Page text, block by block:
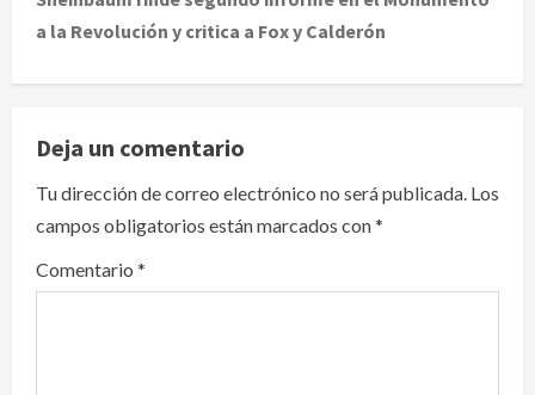
n
i
g
a
a la Revolución y critica a Fox y Calderón
Deja un comentario
Tu dirección de correo electrónico no será publicada. Los
campos obligatorios están marcados con*
Comentario *